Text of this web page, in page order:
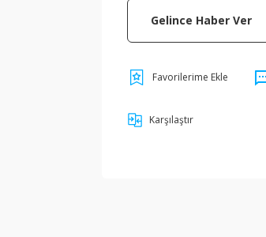
Gelince Haber Ver
Karşılaştır